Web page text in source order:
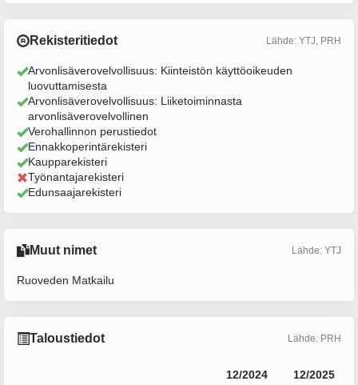
Rekisteritiedot Lähde: YTJ, PRH
Arvonlisäverovelvollisuus: Kiinteistön käyttöoikeuden
luovuttamisesta
Arvonlisäverovelvollisuus: Liiketoiminnasta
arvonlisäverovelvollinen
Verohallinnon perustiedot
Ennakkoperintärekisteri
Kaupparekisteri
Työnantajarekisteri
Edunsaajarekisteri
Muut nimet Lähde: YTJ
Ruoveden Matkailu
Taloustiedot Lähde: PRH
12/2024 12/2025